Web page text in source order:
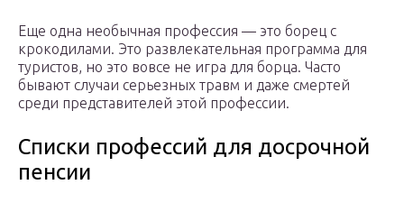
Еще одна необычная профессия — это борец с
крокодилами. Это развлекательная программа для
туристов, но это вовсе не игра для борца. Часто
бывают случаи серьезных травм и даже смертей
среди представителей этой профессии.
Списки профессий для досрочной
пенсии